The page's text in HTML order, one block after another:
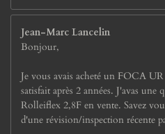
Jean-Marc Lancelin
Bonjour,
Je vous avais acheté un FOCA
satisfait après 2 années. J'avas
Rolleiflex 2,8F en vente. Savez
d'une révision/inspection récente